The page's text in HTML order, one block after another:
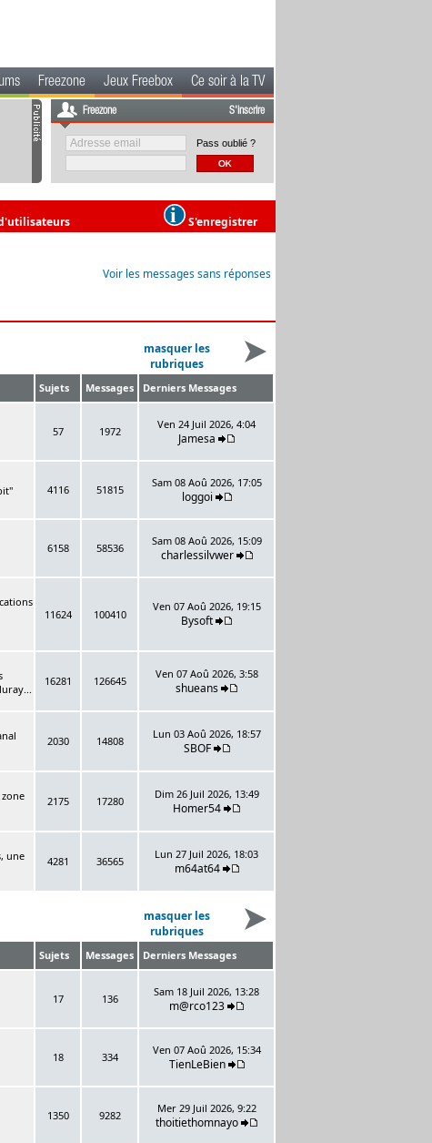
Freezone Jeux Freebox Ce soir à la TV
Freezone S'inscrire
Pass oublié ?
S'enregistrer
Voir les messages sans réponses
masquer les
rubriques
Sujets Messages Derniers Messages
57 1972
Ven 24 Juil 2026, 4:04
Jamesa
4116 51815
Sam 08 Aoû 2026, 17:05
loggoi
6158 58536
Sam 08 Aoû 2026, 15:09
charlessilvwer
11624 100410
Ven 07 Aoû 2026, 19:15
Bysoft
16281 126645
Ven 07 Aoû 2026, 3:58
shueans
2030 14808
Lun 03 Aoû 2026, 18:57
SBOF
2175 17280
Dim 26 Juil 2026, 13:49
Homer54
une
4281 36565
Lun 27 Juil 2026, 18:03
m64at64
masquer les
rubriques
Sujets Messages Derniers Messages
17 136
Sam 18 Juil 2026, 13:28
m@rco123
18 334
Ven 07 Aoû 2026, 15:34
TienLeBien
1350 9282
Mer 29 Juil 2026, 9:22
thoitiethomnayo